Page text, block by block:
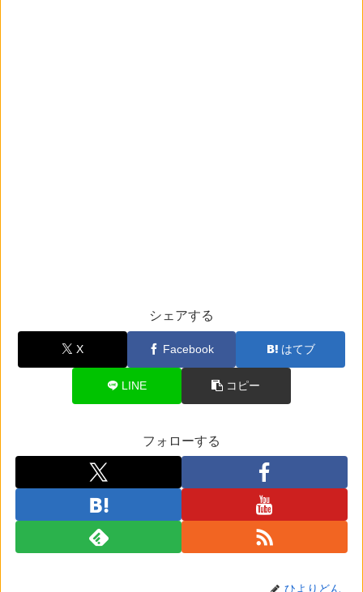
シェアする
X Facebook はてブ
LINE コピー
フォローする
ひよりどん